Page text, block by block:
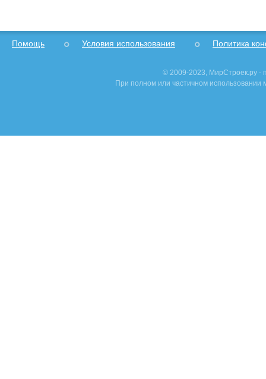
Помощь Условия использования Политика
© 2009-2023, МирСтроек.ру -
При полном или частичном использовании